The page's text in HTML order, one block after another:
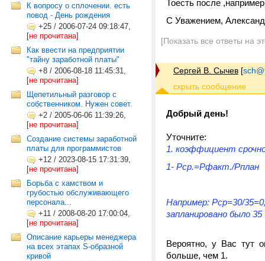
К вопросу о сплочении. есть
повод - День рождения
+25 / 2006-07-24 09:18:47,
[не прочитана]
Как ввести на предприятии
"тайну заработной платы"
+8 / 2006-08-18 11:45:31,
[не прочитана]
Щепетильный разговор с
собственником. Нужен совет.
+2 / 2005-06-06 11:39:26,
[не прочитана]
Создание системы заработной
платы для программистов
+12 / 2023-08-15 17:31:39,
[не прочитана]
Борьба с хамством и
грубостью обслуживающего
персонала...
+11 / 2008-08-20 17:00:04,
[не прочитана]
Описание карьеры менеджера
на всех этапах S-образной
кривой
Тоесть после
С Уважением,
[Показать все ответы на
Сергей В. Сычев [
Добрый день!
Уточните:
1. коэффициент
1- Рср.=Рфакт./Рплан
Например: Рср=30/
запланировано было 35
Вероятно, у Вас тут
больше, чем 1.